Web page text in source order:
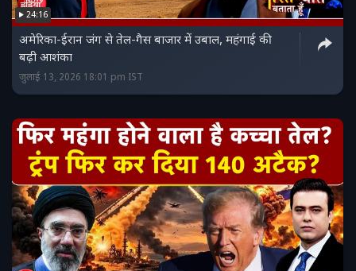
24:16
अमेरिका-ईरान जंग से तेल-गैस बाजार में उबाल, महंगाई की
बढ़ी आशंका
जुलाई 13, 2026 18:01 pm IST